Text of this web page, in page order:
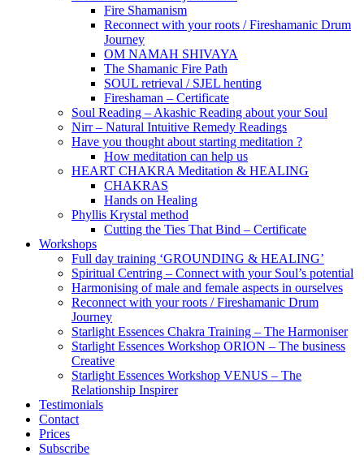
Fire Shamanism
Reconnect with your roots / Fireshamanic Drum
Journey
OM NAMAH SHIVAYA
The Shamanic Fire Path
SOUL retrieval / SJEL henting
Fireshaman – Certificate
Soul Reading – Akashic Reading about your Soul
Nirr – Natural Intuitive Remedy Readings
Have you thought about starting meditation ?
How meditation can help us
HEART CHAKRA Meditation & HEALING
CHAKRAS
Hands on Healing
Phyllis Krystal method
Cutting the Ties That Bind – Certificate
Workshops
Full day training ‘GROUNDING & HEALING’
Spiritual Centring – Connect with your Soul’s potential
Harmonising of male and female aspects in ourselves
Reconnect with your roots / Fireshamanic Drum
Journey
Starlight Essences Chakra Training – The Harmoniser
Starlight Essences Workshop ORION – The business
Creative
Starlight Essences Workshop VENUS – The
Relationship Inspirer
Testimonials
Contact
Prices
Subscribe